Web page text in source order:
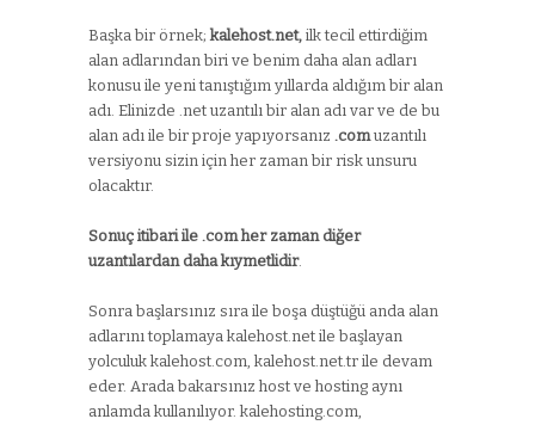
Başka bir örnek; kalehost.net, ilk tecil ettirdiğim
alan adlarından biri ve benim daha alan adları
konusu ile yeni tanıştığım yıllarda aldığım bir alan
adı. Elinizde .net uzantılı bir alan adı var ve de bu
alan adı ile bir proje yapıyorsanız .com uzantılı
versiyonu sizin için her zaman bir risk unsuru
olacaktır.
Sonuç itibari ile .com her zaman diğer
uzantılardan daha kıymetlidir.
Sonra başlarsınız sıra ile boşa düştüğü anda alan
adlarını toplamaya kalehost.net ile başlayan
yolculuk kalehost.com, kalehost.net.tr ile devam
eder. Arada bakarsınız host ve hosting aynı
anlamda kullanılıyor. kalehosting.com,